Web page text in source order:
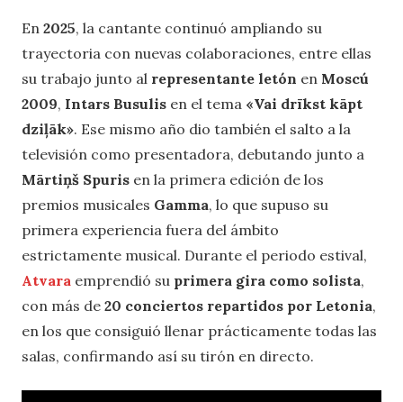
En 2025, la cantante continuó ampliando su
trayectoria con nuevas colaboraciones, entre ellas
su trabajo junto al representante letón en Moscú
2009, Intars Busulis en el tema «Vai drīkst kāpt
dziļāk». Ese mismo año dio también el salto a la
televisión como presentadora, debutando junto a
Mārtiņš Spuris en la primera edición de los
premios musicales Gamma, lo que supuso su
primera experiencia fuera del ámbito
estrictamente musical. Durante el periodo estival,
Atvara emprendió su primera gira como solista,
con más de 20 conciertos repartidos por Letonia,
en los que consiguió llenar prácticamente todas las
salas, confirmando así su tirón en directo.